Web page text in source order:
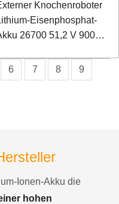
Knochenroboter
Eisenphosphat-
26700 51,2 V 9000
6 7 8 9
Ionen-Akku die
hohen